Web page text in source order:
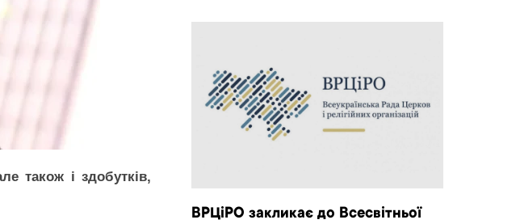
також і здобутків,
ВРЦіРО закликає до Всесвітньої